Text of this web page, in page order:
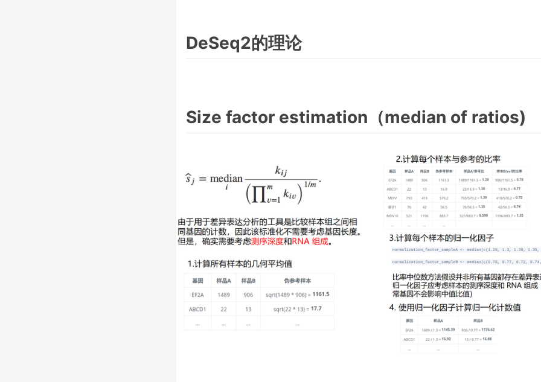
DeSeq2的理论
Size factor estimation（median of ratios)